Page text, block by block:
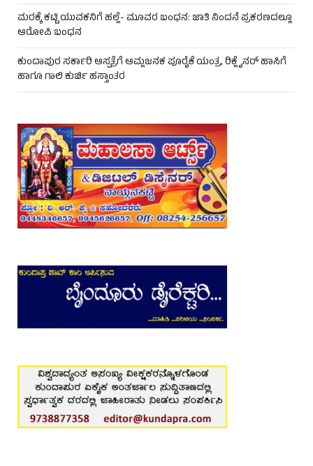
ಮರಕ್ಕೆ ಕಟ್ಟಿ ಯುವಕನಿಗೆ ಹಲ್ಲೆ- ಮೂವರ ಬಂಧನ: ಜಾತಿ ನಿಂದನೆ ಪ್ರಕರಣದಲ್ಲೂ
ಆರೋಪಿ ಬಂಧನ
ಕುಂದಾಪುರ ಸರ್ಕಾರಿ ಆಸ್ಪತ್ರೆಗೆ ಆಮ್ಲಜನಕ ಪೂರೈಕೆ ಯಂತ್ರ, ರಿಕ್ಲೈನರ್ ಹಾಸಿಗೆ
ಹಾಗೂ ಗಾಲಿ ಕುರ್ಚಿ ಹಸ್ತಾಂತರ